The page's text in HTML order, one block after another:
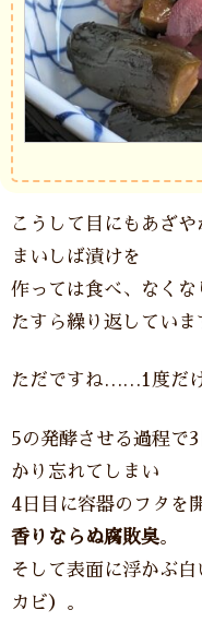
こうして目にもあざ
まいしば漬けを
作っては食べ、なく
たすら繰り返していま
ただですね……1度だ
5の発酵させる過程で
かり忘れてしまい
4日目に容器のフタ
香りならぬ腐敗臭。
そして表面に浮かぶ
カビ）。